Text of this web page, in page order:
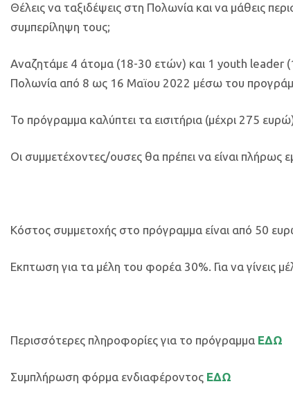
Θέλεις να ταξιδέψεις στη Πολωνία και να μάθεις
συμπερίληψη τους;
Αναζητάμε 4 άτομα (18-30 ετών) και 1 youth leader
Πολωνία από 8 ως 16 Μαϊου 2022 μέσω του
Το πρόγραμμα καλύπτει τα εισιτήρια (μέχρι 275
Οι συμμετέχοντες/ουσες θα πρέπει να είναι πλήρως
Κόστος συμμετοχής στο πρόγραμμα είναι από 50
Εκπτωση για τα μέλη του φορέα 30%. Για να γίνεις
Περισσότερες πληροφορίες για το πρόγραμμα ΕΔΩ
Συμπλήρωση φόρμα ενδιαφέροντος ΕΔΩ